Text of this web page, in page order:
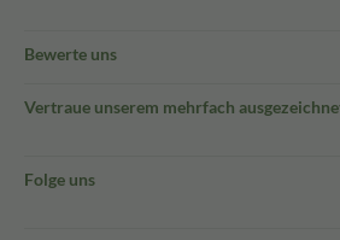
Bewerte uns
Vertraue unserem mehrfach
Folge uns